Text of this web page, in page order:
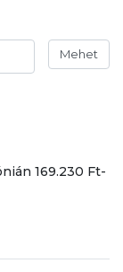
Mehet
169.230 Ft-